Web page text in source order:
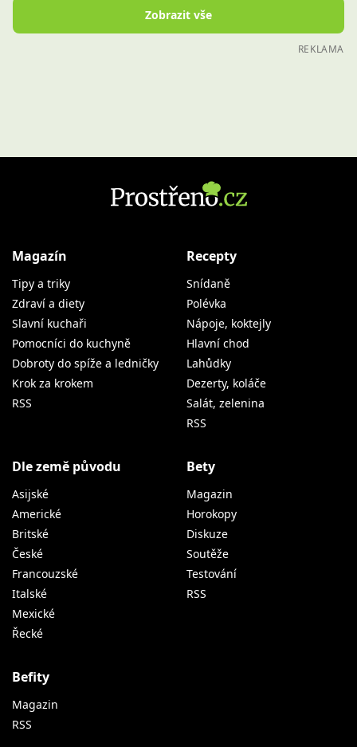
Zobrazit vše
REKLAMA
Magazín
Tipy a triky
Zdraví a diety
Slavní kuchaři
Pomocníci do kuchyně
Dobroty do spíže a ledničky
Krok za krokem
RSS
Recepty
Snídaně
Polévka
Nápoje, koktejly
Hlavní chod
Lahůdky
Dezerty, koláče
Salát, zelenina
RSS
Dle země původu
Asijské
Americké
Britské
České
Francouzské
Italské
Mexické
Řecké
Bety
Magazin
Horokopy
Diskuze
Soutěže
Testování
RSS
Befity
Magazin
RSS